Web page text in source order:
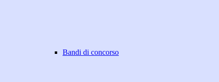
Bandi di concorso